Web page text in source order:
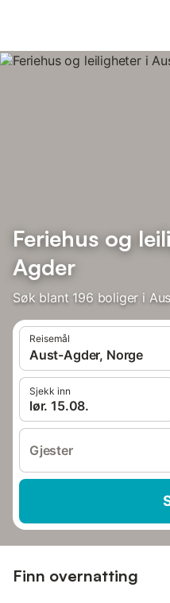
Feriehus og
Agder
Søk blant 196 boliger i
Reisemål
Aust-Agder, Norge
Sjekk inn
lør. 15.08.
Gjester
Finn overnatting